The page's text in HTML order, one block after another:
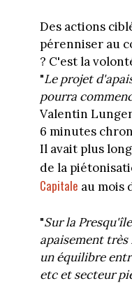
Des actions
pérenniser au
? C'est la
"Le projet
pourra
Valentin
6 minutes
Il avait plus
de la
Capitale au mois
"Sur la
apaisement
un équilibre
etc et secteur